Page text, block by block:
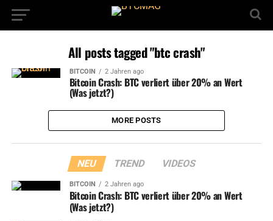
All posts tagged "btc crash"
BITCOIN 2 Jahren ago
Bitcoin Crash: BTC verliert über 20% an Wert
(Was jetzt?)
MORE POSTS
NEU TREND VIDEOS
BITCOIN 2 Jahren ago
Bitcoin Crash: BTC verliert über 20% an Wert
(Was jetzt?)